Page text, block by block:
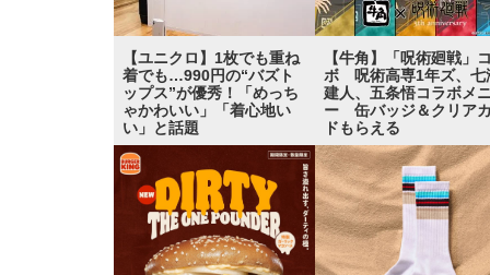
【ユニクロ】1枚でも重ね
着でも…990円の“バズト
ップス”が優秀！「めっち
ゃかわいい」「着心地い
い」と話題
【牛角】「呪術廻戦」
ボ 呪術高専1年ズ、七
建人、五条悟コラボメ
ー 缶バッジ＆クリア
ドもらえる